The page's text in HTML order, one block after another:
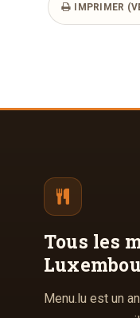
IMPRIMER
Tous les
Menu.lu est un